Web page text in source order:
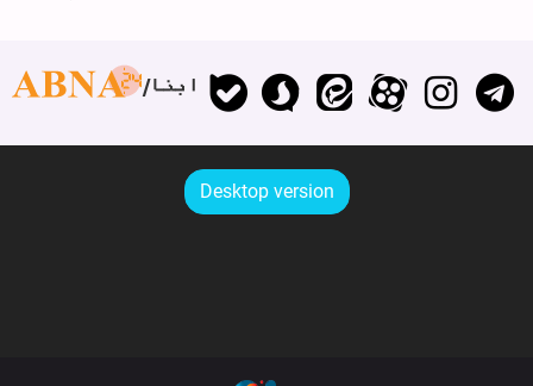
ابنا
Desktop version